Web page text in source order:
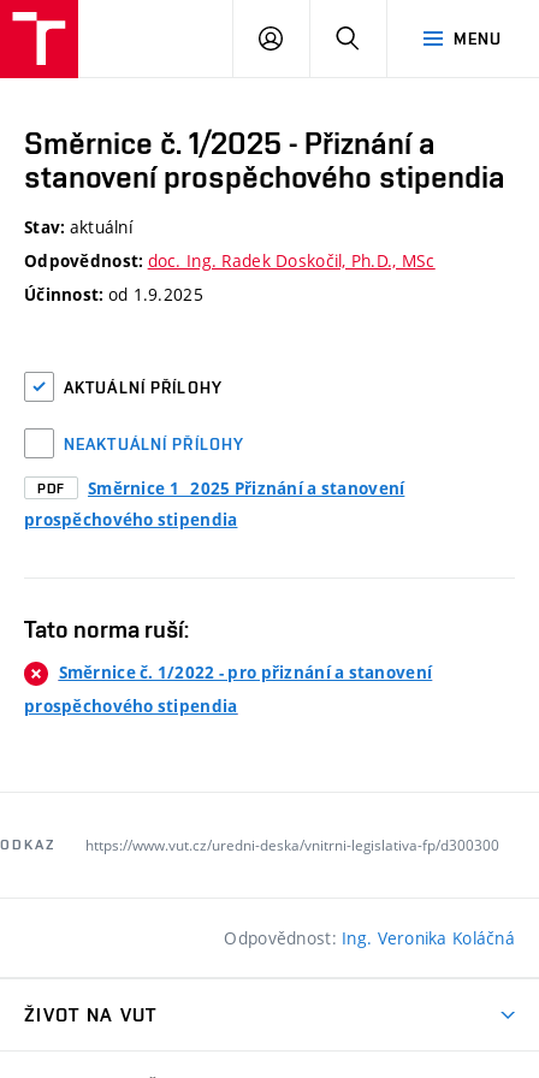
MENU
PŘIHLÁSIT
Směrnice č. 1/2025 - Přiznání a
stanovení prospěchového stipendia
Stav: aktuální
Odpovědnost: doc. Ing. Radek Doskočil, Ph.D., MSc
Účinnost: od 1.9.2025
AKTUÁLNÍ PŘÍLOHY
NEAKTUÁLNÍ PŘÍLOHY
PDF
Směrnice 1_ 2025 Přiznání a stanovení
prospěchového stipendia
Tato norma ruší:
Směrnice č. 1/2022 - pro přiznání a stanovení
prospěchového stipendia
ODKAZ https://www.vut.cz/uredni-deska/vnitrni-legislativa-fp/d300300
Odpovědnost: Ing. Veronika Koláčná
ŽIVOT NA VUT